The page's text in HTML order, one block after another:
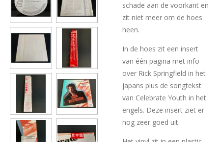
schade aan de voorkant en
zit niet meer om de hoes
heen.
In de hoes zit een insert
van één pagina met info
over Rick Springfield in het
japans plus de songtekst
van Celebrate Youth in het
engels. Deze insert ziet er
nog zeer goed uit.